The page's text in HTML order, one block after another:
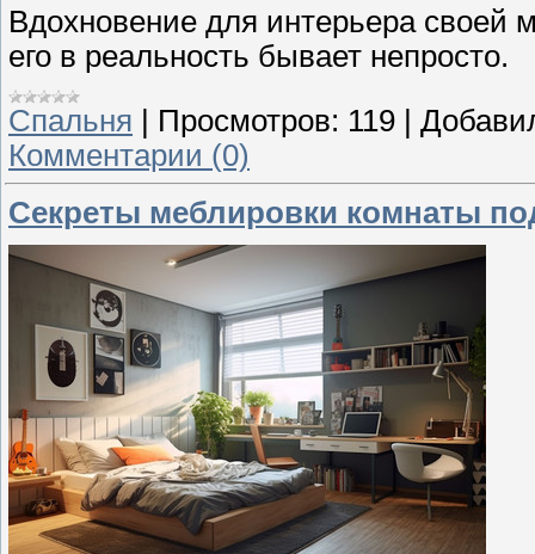
Вдохновение для интерьера своей
его в реальность бывает непросто.
Спальня
Просмотров: 119
Комментарии (0)
Секреты меблировки комнаты